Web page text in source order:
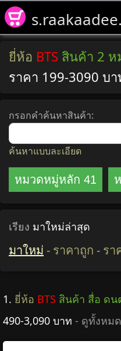
ยี่ห้อ BTS สินค้า 2
ราคา 199-3090 บา
กรอกคำค้นหาสินค้า:
ค้นหาแบบละเอียด
หมวดหมู่หลัก 41
เรียง มาใหม่ล่าสุด
มาใหม่ - ราคาถูก - รา
1. ยี่ห้อ BTS สินค้า สื่อ ดน
490-3,090 บาท - ดูทั้งหม